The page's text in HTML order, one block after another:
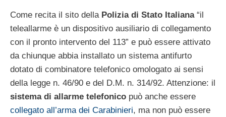
Come recita il sito dellaPolizia di Stato Italiana“il
teleallarme è un dispositivo ausiliario di collegamento
con il pronto intervento del 113” e può essere attivato
da chiunque abbia installato un sistema antifurto
dotato di combinatore telefonico omologato ai sensi
della legge n. 46/90 e del D.M. n. 314/92. Attenzione: il
sistema di allarme telefonico può anche essere
collegato all’arma dei Carabinieri, ma non può essere